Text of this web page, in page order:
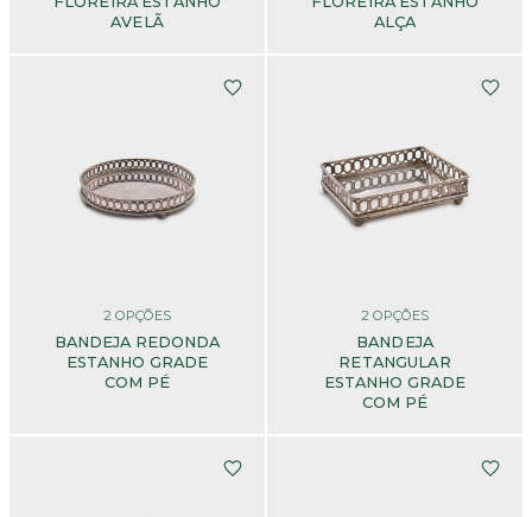
AVELÃ
ALÇA
2 OPÇÕES
BANDEJA REDONDA
ESTANHO GRADE
COM PÉ
2 OPÇÕES
BANDEJA
RETANGULAR
ESTANHO GRADE
COM PÉ